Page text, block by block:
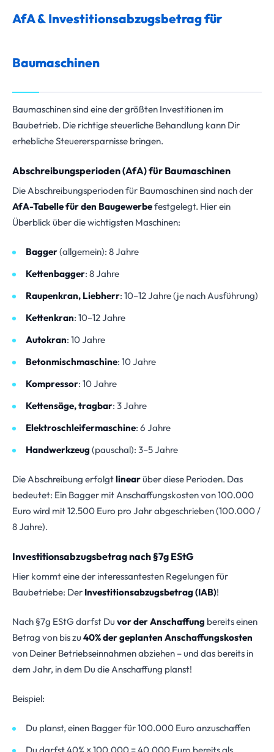
AfA & Investitionsabzugsbetrag für
Baumaschinen
Baumaschinen sind eine der größten Investitionen im
Baubetrieb. Die richtige steuerliche Behandlung kann Dir
erhebliche Steuerersparnisse bringen.
Abschreibungsperioden (AfA) für Baumaschinen
Die Abschreibungsperioden für Baumaschinen sind nach der
AfA-Tabelle für den Baugewerbefestgelegt. Hier ein
Überblick über die wichtigsten Maschinen:
Bagger(allgemein): 8 Jahre
Kettenbagger: 8 Jahre
Raupenkran, Liebherr: 10–12 Jahre (je nach Ausführung)
Kettenkran: 10–12 Jahre
Autokran: 10 Jahre
Betonmischmaschine: 10 Jahre
Kompressor: 10 Jahre
Kettensäge, tragbar: 3 Jahre
Elektroschleifermaschine: 6 Jahre
Handwerkzeug (pauschal): 3–5 Jahre
Die Abschreibung erfolgtlinearüber diese Perioden. Das
bedeutet: Ein Bagger mit Anschaffungskosten von 100.000
Euro wird mit 12.500 Euro pro Jahr abgeschrieben (100.000 /
8 Jahre).
Investitionsabzugsbetrag nach §7g EStG
Hier kommt eine der interessantesten Regelungen für
Baubetriebe: Der Investitionsabzugsbetrag (IAB)!
Nach §7g EStG darfst Du vor der Anschaffung bereits einen
Betrag von bis zu 40% der geplanten Anschaffungskosten
von Deiner Betriebseinnahmen abziehen – und das bereits in
dem Jahr, in dem Du die Anschaffung planst!
Beispiel:
Du planst, einen Bagger für 100.000 Euro anzuschaffen